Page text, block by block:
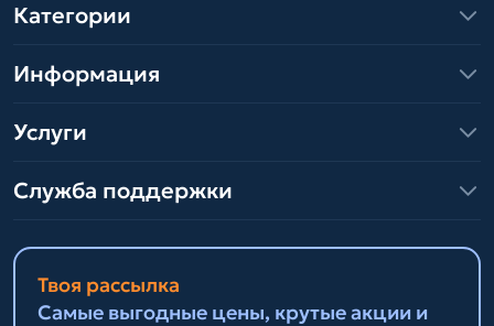
Категории
Информация
Услуги
Служба поддержки
Твоя рассылка
Самые выгодные цены, крутые акции и